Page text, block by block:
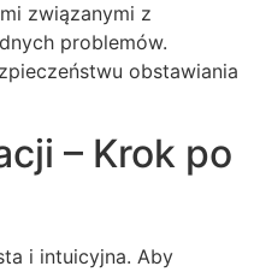
związanymi z
problemów.
obstawiania
– Krok po
i intuicyjna. Aby